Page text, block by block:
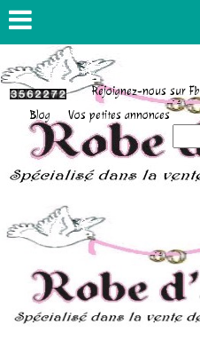
Rejoignez-nous sur Fb
Blog
Vos petites annonces